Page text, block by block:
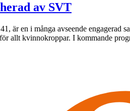
av SVT
är en i många avseende
allt kvinnokroppar. I kommande